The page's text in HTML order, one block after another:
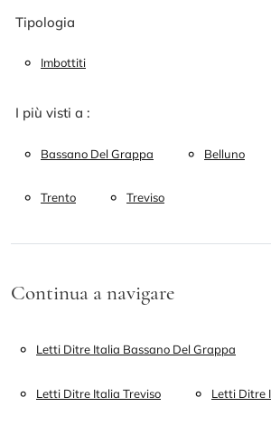
Tipologia
Imbottiti
I più visti a :
Bassano Del Grappa Belluno
Trento Treviso
Continua a navigare
Letti Ditre Italia Bassano Del Grappa
Letti Ditre Italia Treviso Letti Ditre